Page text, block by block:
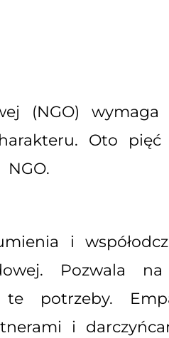
(NGO)
Oto
i
Pozwala
te potrzeby.
i